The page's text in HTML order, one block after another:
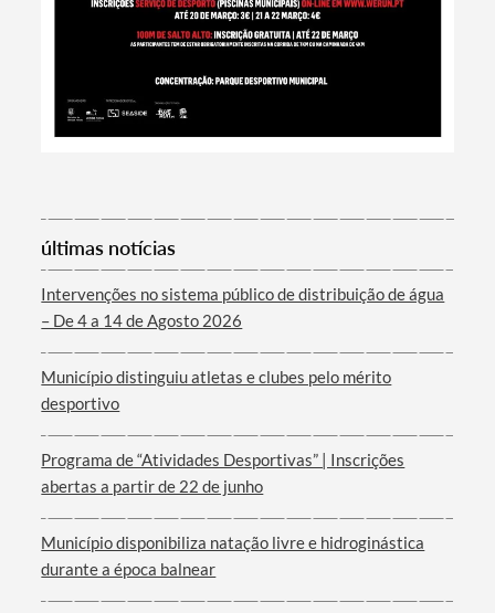
Filtros
últimas notícias
Intervenções no sistema público de distribuição de água
– De 4 a 14 de Agosto 2026
Município distinguiu atletas e clubes pelo mérito
desportivo
Programa de “Atividades Desportivas” | Inscrições
abertas a partir de 22 de junho
Município disponibiliza natação livre e hidroginástica
durante a época balnear